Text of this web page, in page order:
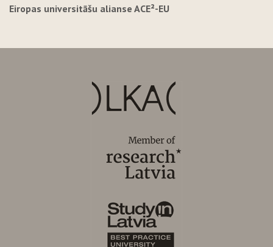
Eiropas universitāšu alianse ACE²-EU